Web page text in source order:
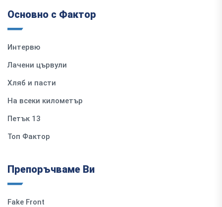
Основно с Фактор
Интервю
Лачени цървули
Хляб и пасти
На всеки километър
Петък 13
Топ Фактор
Препоръчваме Ви
Fake Front